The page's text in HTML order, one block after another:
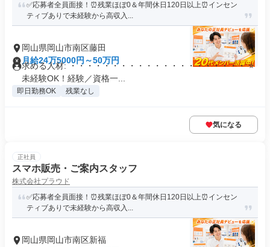
✅応募者全員面接！⏰残業ほぼ0＆年間休日120日以上⏰インセン
ティブありで未経験から高収入...
岡山県岡山市南区藤田
月給24万5000円～50万円
求める人材: ・・・・・・・・・・・・・・・・・・・・・ ⭐
未経験OK！経験／資格一...
即日勤務OK 残業なし
気になる
正社員
スマホ販売・ご案内スタッフ
株式会社プラウド
✅応募者全員面接！⏰残業ほぼ0＆年間休日120日以上⏰インセン
ティブありで未経験から高収入...
岡山県岡山市南区新福